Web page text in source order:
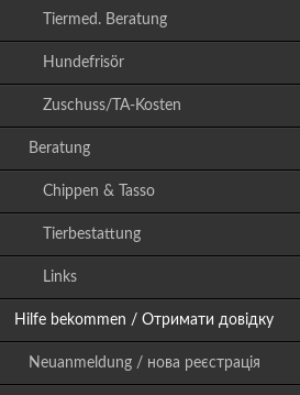
Tiermed. Beratung
Hundefrisör
Zuschuss/TA-Kosten
Beratung
Chippen & Tasso
Tierbestattung
Links
Hilfe bekommen / Отримати довідку
Neuanmeldung / нова реєстрація